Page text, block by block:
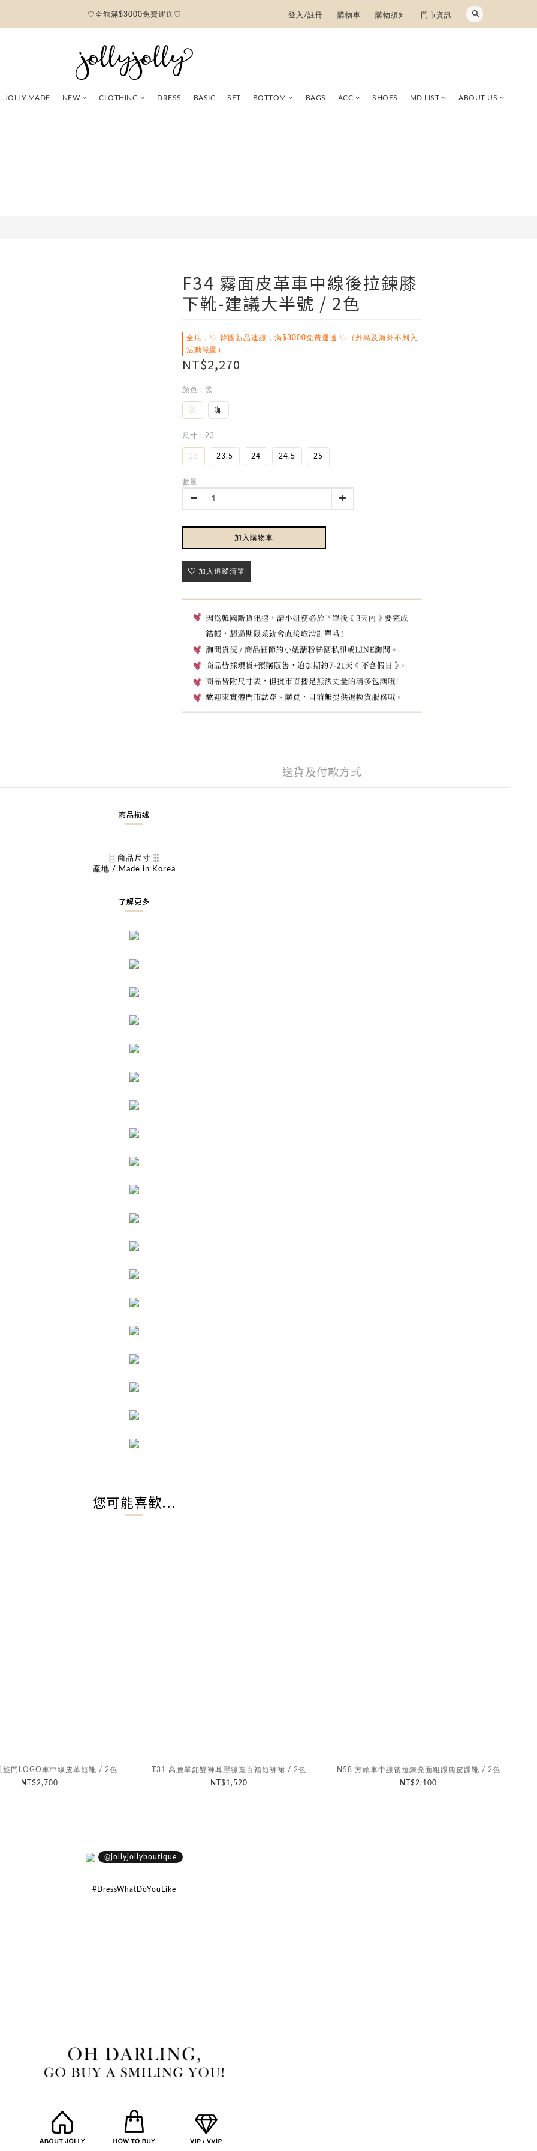
♡全館滿$3000免費運送♡ 登入/註冊 購物車 購物須知 門市資訊
JOLLY MADE NEW CLOTHING DRESS BASIC SET BOTTOM BAGS ACC SHOES MD LIST ABOUT US
F34 霧面皮革車中線後拉鍊膝
下靴-建議大半號 / 2色
全店，♡ 韓國新品連線，滿$3000免費運送 ♡（外島及海外不列入
活動範圍）
NT$2,270
顏色 : 黑
黑 咖
尺寸 : 23
23 23.5 24 24.5 25
數量
加入購物車
加入追蹤清單
送貨及付款方式
商品描述
░ 商品尺寸 ░
產地 / Made in Korea
了解更多
您可能喜歡...
旋門LOGO車中線皮革短靴 / 2色
NT$2,700
T31 高腰單釦雙褲耳壓線寬百褶短褲裙 / 2色
NT$1,520
N58 方頭車中線後拉鍊亮面粗跟麂皮踝靴 / 2色
NT$2,100
@jollyjollyboutique
#DressWhatDoYouLike